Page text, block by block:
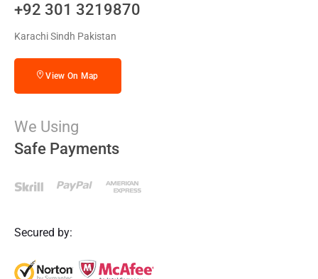
+92 301 3219870
Karachi Sindh Pakistan
View On Map
We Using
Safe Payments
Secured by: